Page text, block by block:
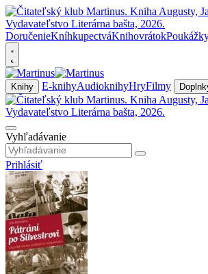
DoručenieKníhkupectváKnihovrátok
Knihy E-knihyAudioknihyHryFilmy
Vyhľadávanie
Prihlásiť